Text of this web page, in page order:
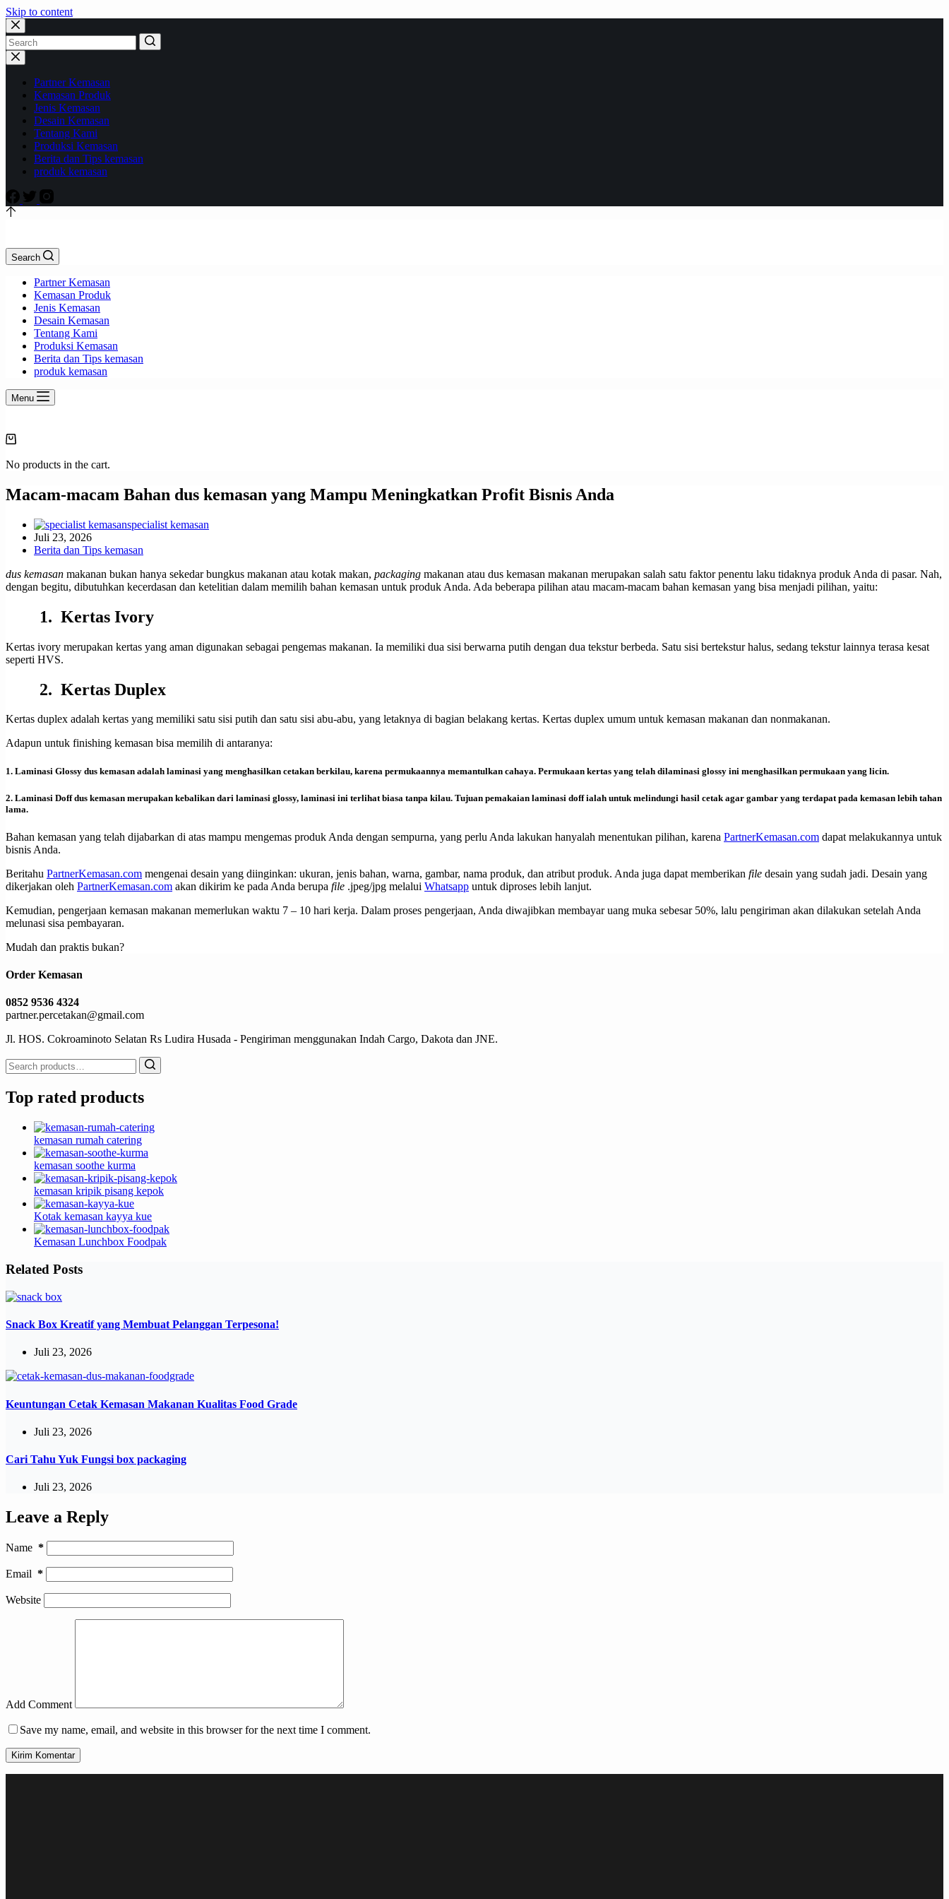
Skip to content
Partner Kemasan
Kemasan Produk
Jenis Kemasan
Desain Kemasan
Tentang Kami
Produksi Kemasan
Berita dan Tips kemasan
produk kemasan
Search
Partner Kemasan
Kemasan Produk
Jenis Kemasan
Desain Kemasan
Tentang Kami
Produksi Kemasan
Berita dan Tips kemasan
produk kemasan
Menu
Shopping
No products in the cart.
Macam-macam Bahan dus kemasan yang Mampu Meningkatkan Profit Bisnis Anda
specialist kemasan
Juli 23, 2026
Berita dan Tips kemasan
dus kemasan makanan bukan hanya sekedar bungkus makanan atau kotak makan, packaging makanan atau dus kemasan makanan merupakan salah satu faktor penentu laku tidaknya produk Anda di pasar. Nah,
dengan begitu, dibutuhkan kecerdasan dan ketelitian dalam memilih bahan kemasan untuk produk Anda. Ada beberapa pilihan atau macam-macam bahan kemasan yang bisa menjadi pilihan, yaitu:
1. Kertas Ivory
Kertas ivory merupakan kertas yang aman digunakan sebagai pengemas makanan. Ia memiliki dua sisi berwarna putih dengan dua tekstur berbeda. Satu sisi bertekstur halus, sedang tekstur lainnya terasa kesat
seperti HVS.
2. Kertas Duplex
Kertas duplex adalah kertas yang memiliki satu sisi putih dan satu sisi abu-abu, yang letaknya di bagian belakang kertas. Kertas duplex umum untuk kemasan makanan dan nonmakanan.
Adapun untuk finishing kemasan bisa memilih di antaranya:
1. Laminasi Glossy dus kemasan adalah laminasi yang menghasilkan cetakan berkilau, karena permukaannya memantulkan cahaya. Permukaan kertas yang telah dilaminasi glossy ini menghasilkan permukaan yang licin.
2. Laminasi Doff dus kemasan merupakan kebalikan dari laminasi glossy, laminasi ini terlihat biasa tanpa kilau. Tujuan pemakaian laminasi doff ialah untuk melindungi hasil cetak agar gambar yang terdapat pada kemasan lebih tahan
lama.
Bahan kemasan yang telah dijabarkan di atas mampu mengemas produk Anda dengan sempurna, yang perlu Anda lakukan hanyalah menentukan pilihan, karena PartnerKemasan.com dapat melakukannya untuk
bisnis Anda.
Beritahu PartnerKemasan.com mengenai desain yang diinginkan: ukuran, jenis bahan, warna, gambar, nama produk, dan atribut produk. Anda juga dapat memberikan file desain yang sudah jadi. Desain yang
dikerjakan oleh PartnerKemasan.com akan dikirim ke pada Anda berupa file .jpeg/jpg melalui Whatsapp untuk diproses lebih lanjut.
Kemudian, pengerjaan kemasan makanan memerlukan waktu 7 – 10 hari kerja. Dalam proses pengerjaan, Anda diwajibkan membayar uang muka sebesar 50%, lalu pengiriman akan dilakukan setelah Anda
melunasi sisa pembayaran.
Mudah dan praktis bukan?
Order Kemasan
0852 9536 4324
partner.percetakan@gmail.com
Jl. HOS. Cokroaminoto Selatan Rs Ludira Husada - Pengiriman menggunakan Indah Cargo, Dakota dan JNE.
Search
for:
Top rated products
kemasan rumah catering
kemasan soothe kurma
kemasan kripik pisang kepok
Kotak kemasan kayya kue
Kemasan Lunchbox Foodpak
Related Posts
Snack Box Kreatif yang Membuat Pelanggan Terpesona!
Juli 23, 2026
Keuntungan Cetak Kemasan Makanan Kualitas Food Grade
Juli 23, 2026
Cari Tahu Yuk Fungsi box packaging
Juli 23, 2026
Leave a Reply
Name *
Email *
Website
Add Comment
Save my name, email, and website in this browser for the next time I comment.
Kirim Komentar